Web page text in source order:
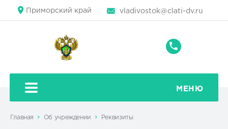
Приморский край vladivostok@clati-dv.ru
+7
22-
78
МЕНЮ
Главная Об учреждении Реквизиты